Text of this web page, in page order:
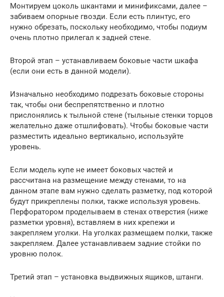
Монтируем цоколь шкантами и минификсами, далее –
забиваем опорные гвозди. Если есть плинтус, его
нужно обрезать, поскольку необходимо, чтобы подиум
очень плотно прилегал к задней стене.
Второй этап – устанавливаем боковые части шкафа
(если они есть в данной модели).
Изначально необходимо подрезать боковые стороны
так, чтобы они беспрепятственно и плотно
прислонялись к тыльной стене (тыльные стенки торцов
желательно даже отшлифовать). Чтобы боковые части
разместить идеально вертикально, используйте
уровень.
Если модель купе не имеет боковых частей и
рассчитана на размещение между стенами, то на
данном этапе вам нужно сделать разметку, под которой
будут прикреплены полки, также используя уровень.
Перфоратором проделываем в стенах отверстия (ниже
разметки уровня), вставляем в них крепежи и
закрепляем уголки. На уголках размещаем полки, также
закрепляем. Далее устанавливаем задние стойки по
уровню полок.
Третий этап – установка выдвижных ящиков, штанги.